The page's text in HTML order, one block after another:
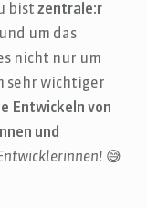
bistzentrale:r
um das
nicht nur um
sehr wichtiger
Entwickeln von
und
😅